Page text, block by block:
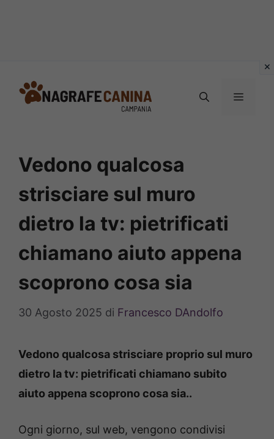
MENU
Vedono qualcosa
strisciare sul muro
dietro la tv: pietrificati
chiamano aiuto appena
scoprono cosa sia
30 Agosto 2025 di Francesco DAndolfo
Vedono qualcosa strisciare proprio sul muro
dietro la tv: pietrificati chiamano subito
aiuto appena scoprono cosa sia..
Ogni giorno, sul web, vengono condivisi